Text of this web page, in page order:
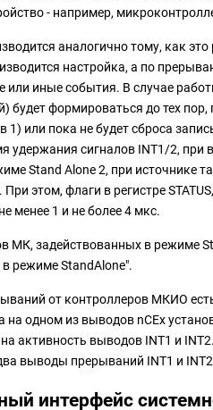
- например,
аналогично тому, как
настройка, а по
или иные события. В случае
формироваться до тех пор,
в 1) или пока не будет сброса
сигналов INT1/2, при
Stand Alone 2, при источнике
При этом, флаги в регистре
менее 1 и не более 4 мкс.
МК, задействованных в режиме
режиме StandAlone".
от контроллеров МКИО
на одном из выводов nCEx
активность выводов INT1 и
выводы прерываний INT1 и
интерфейс